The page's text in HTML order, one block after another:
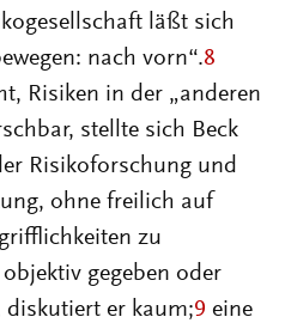
läßt sich
nach vorn“.8
Risiken in der „anderen
stellte sich Beck
Risikoforschung und
ohne freilich auf
zu
gegeben oder
er kaum;9 eine